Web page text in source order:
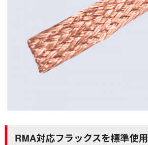
RMA対応フラックスを標準使用